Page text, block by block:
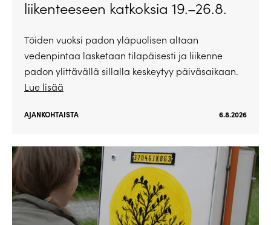
liikenteeseen katkoksia 19.–26.8.
Töiden vuoksi padon yläpuolisen altaan
vedenpintaa lasketaan tilapäisesti ja liikenne
padon ylittävällä sillalla keskeytyy päiväsaikaan.
Lue lisää
AJANKOHTAISTA 6.8.2026